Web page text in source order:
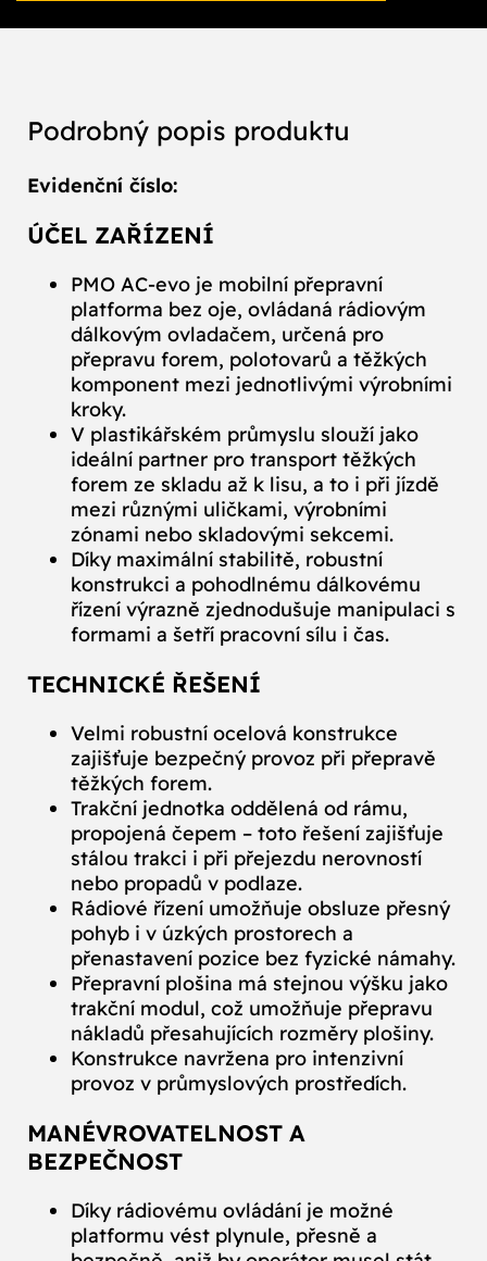
Podrobný popis produktu
Evidenční číslo:
ÚČEL ZAŘÍZENÍ
PMO AC‑evo je mobilní přepravní
platforma bez oje, ovládaná rádiovým
dálkovým ovladačem, určená pro
přepravu forem, polotovarů a těžkých
komponent mezi jednotlivými výrobními
kroky.
V plastikářském průmyslu slouží jako
ideální partner pro transport těžkých
forem ze skladu až k lisu, a to i při jízdě
mezi různými uličkami, výrobními
zónami nebo skladovými sekcemi.
Díky maximální stabilitě, robustní
konstrukci a pohodlnému dálkovému
řízení výrazně zjednodušuje manipulaci s
formami a šetří pracovní sílu i čas.
TECHNICKÉ ŘEŠENÍ
Velmi robustní ocelová konstrukce
zajišťuje bezpečný provoz při přepravě
těžkých forem.
Trakční jednotka oddělená od rámu,
propojená čepem – toto řešení zajišťuje
stálou trakci i při přejezdu nerovností
nebo propadů v podlaze.
Rádiové řízení umožňuje obsluze přesný
pohyb i v úzkých prostorech a
přenastavení pozice bez fyzické námahy.
Přepravní plošina má stejnou výšku jako
trakční modul, což umožňuje přepravu
nákladů přesahujících rozměry plošiny.
Konstrukce navržena pro intenzivní
provoz v průmyslových prostředích.
MANÉVROVATELNOST A
BEZPEČNOST
Díky rádiovému ovládání je možné
platformu vést plynule, přesně a